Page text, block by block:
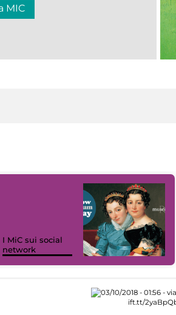
MIC
I MiC sui social
network